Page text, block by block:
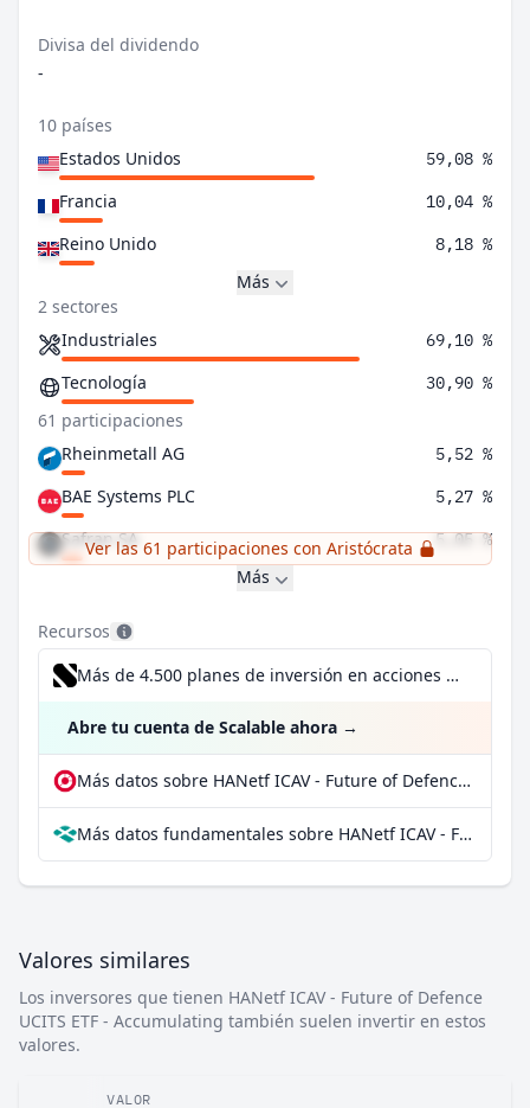
Divisa del dividendo
-
10 países
Estados Unidos
59,08 %
Francia 10,04 %
Reino Unido 8,18 %
Más
2 sectores
Industriales
69,10 %
Tecnología 30,90 %
61 participaciones
Rheinmetall AG
5,52 %
BAE Systems PLC 5,27 %
Safran SA 5,05 %
Ver las 61 participaciones con Aristócrata
Más
Recursos
Más de 4.500 planes de inversión en acciones desde 1 €
Abre tu cuenta de Scalable ahora →
Más datos sobre HANetf ICAV - Future of Defence UCITS ETF - Accumulating en extraETF
Más datos fundamentales sobre HANetf ICAV - Future of Defence UCITS ETF - Accumulating en Parqet
Valores similares
Los inversores que tienen HANetf ICAV - Future of Defence
UCITS ETF - Accumulating también suelen invertir en estos
valores.
VALOR